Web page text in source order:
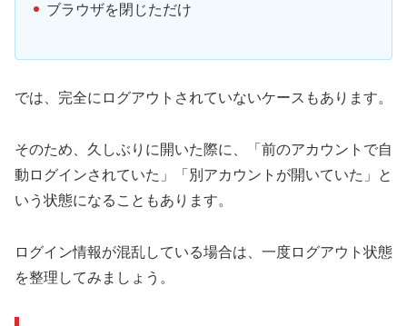
ブラウザを閉じただけ
では、完全にログアウトされていないケースもあります。
そのため、久しぶりに開いた際に、「前のアカウントで自
動ログインされていた」「別アカウントが開いていた」と
いう状態になることもあります。
ログイン情報が混乱している場合は、一度ログアウト状態
を整理してみましょう。